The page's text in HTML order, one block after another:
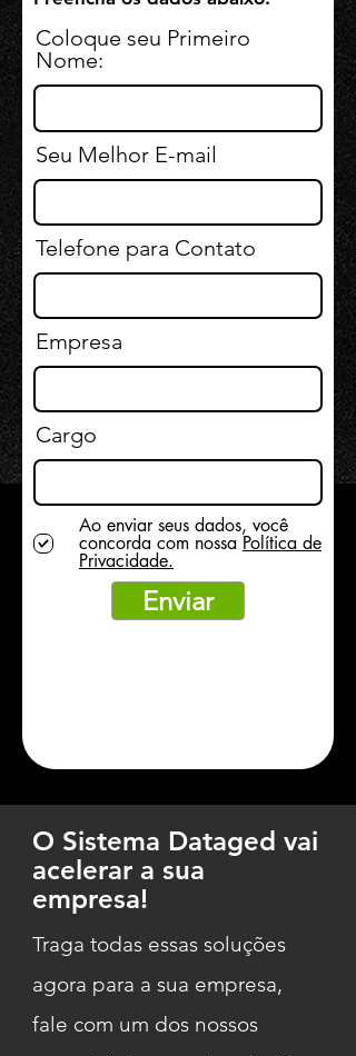
Coloque seu Primeiro
Nome:
Seu Melhor E-mail
Telefone para Contato
Empresa
Cargo
Ao enviar seus dados, você
concorda com nossa Política de
Privacidade.
Enviar
O Sistema Dataged vai
acelerar a sua
empresa!
Traga todas essas soluções
agora para a sua empresa,
fale com um dos nossos